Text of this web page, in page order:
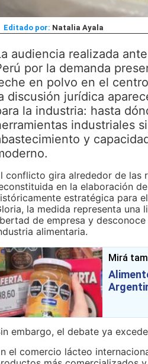
Editado por: Natalia Ayala
audiencia realizada
por la demanda
en polvo en el
discusión jurídica
la industria: hasta
industriales
y
conflicto gira alrededor de las
en la elaboración
estratégica para
la medida representa
de empresa y
alimentaria.
Mirá
embargo, el debate ya
el comercio lácteo